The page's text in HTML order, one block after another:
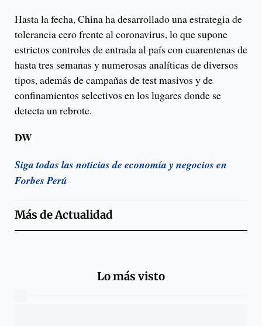
Hasta la fecha, China ha desarrollado una estrategia de
tolerancia cero frente al coronavirus, lo que supone
estrictos controles de entrada al país con cuarentenas de
hasta tres semanas y numerosas analíticas de diversos
tipos, además de campañas de test masivos y de
confinamientos selectivos en los lugares donde se
detecta un rebrote.
DW
Siga todas las noticias de economía y negocios en
Forbes Perú
Más deActualidad
Lo más visto